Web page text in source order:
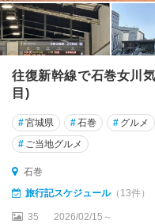
岩
沼
往復新幹線で石巻女川
目)
#宮城県 #石巻 # グルメ
# ご当地グルメ
石巻
旅行記スケジュール（13件）
35 2026/02/15～